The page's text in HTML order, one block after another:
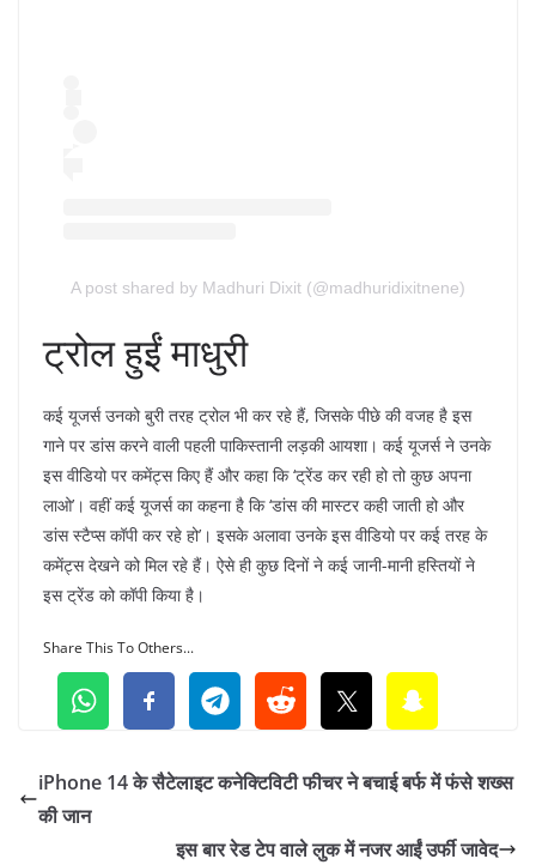
A post shared by Madhuri Dixit (@madhuridixitnene)
ट्रोल हुईं माधुरी
कई यूजर्स उनको बुरी तरह ट्रोल भी कर रहे हैं, जिसके पीछे की वजह है इस
गाने पर डांस करने वाली पहली पाकिस्तानी लड़की आयशा। कई यूजर्स ने उनके
इस वीडियो पर कमेंट्स किए हैं और कहा कि ‘ट्रेंड कर रही हो तो कुछ अपना
लाओ’। वहीं कई यूजर्स का कहना है कि ‘डांस की मास्टर कही जाती हो और
डांस स्टैप्स कॉपी कर रहे हो’। इसके अलावा उनके इस वीडियो पर कई तरह के
कमेंट्स देखने को मिल रहे हैं। ऐसे ही कुछ दिनों ने कई जानी-मानी हस्तियों ने
इस ट्रेंड को कॉपी किया है।
Share This To Others...
iPhone 14 के सैटेलाइट कनेक्टिविटी फीचर ने बचाई बर्फ में फंसे शख्स
की जान
इस बार रेड टेप वाले लुक में नजर आईं उर्फी जावेद